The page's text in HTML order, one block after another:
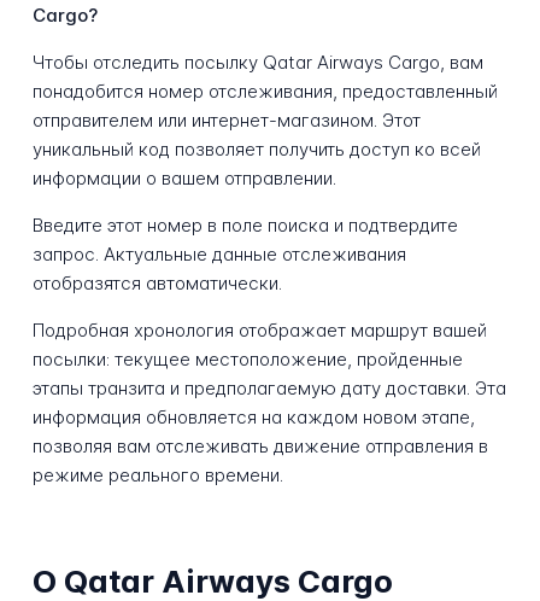
Cargo?
Чтобы отследить посылку Qatar Airways Cargo, вам
понадобится номер отслеживания, предоставленный
отправителем или интернет-магазином. Этот
уникальный код позволяет получить доступ ко всей
информации о вашем отправлении.
Введите этот номер в поле поиска и подтвердите
запрос. Актуальные данные отслеживания
отобразятся автоматически.
Подробная хронология отображает маршрут вашей
посылки: текущее местоположение, пройденные
этапы транзита и предполагаемую дату доставки. Эта
информация обновляется на каждом новом этапе,
позволяя вам отслеживать движение отправления в
режиме реального времени.
О Qatar Airways Cargo